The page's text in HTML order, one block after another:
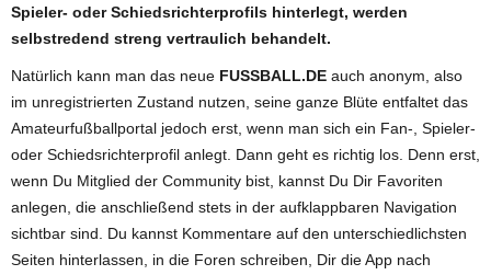
Spieler- oder Schiedsrichterprofils hinterlegt, werden
selbstredend streng vertraulich behandelt.
Natürlich kann man das neue FUSSBALL.DE auch anonym, also
im unregistrierten Zustand nutzen, seine ganze Blüte entfaltet das
Amateurfußballportal jedoch erst, wenn man sich ein Fan-, Spieler-
oder Schiedsrichterprofil anlegt. Dann geht es richtig los. Denn erst,
wenn Du Mitglied der Community bist, kannst Du Dir Favoriten
anlegen, die anschließend stets in der aufklappbaren Navigation
sichtbar sind. Du kannst Kommentare auf den unterschiedlichsten
Seiten hinterlassen, in die Foren schreiben, Dir die App nach